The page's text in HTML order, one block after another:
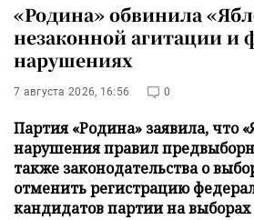
«Родина» обвинила
незаконной агитации и
нарушениях
7 августа 2026, 16:56 0
Партия «Родина» заявила, что
нарушения правил
также законодательства о
отменить регистрацию
кандидатов партии на выборах